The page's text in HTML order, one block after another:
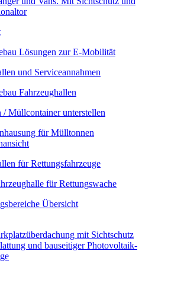
und Serviceannahmen
Müllcontainer unterstellen
für Rettungsfahrzeuge
Übersicht